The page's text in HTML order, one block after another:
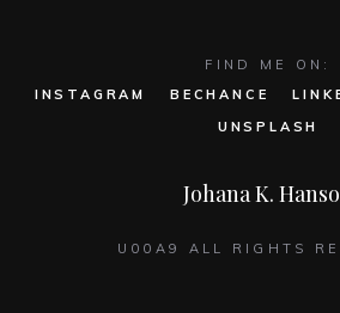
Johana K.
U00A9 ALL RIGHTS
FIND ME ON:
INSTAGRAM
BECHANCE
UNSPLASH